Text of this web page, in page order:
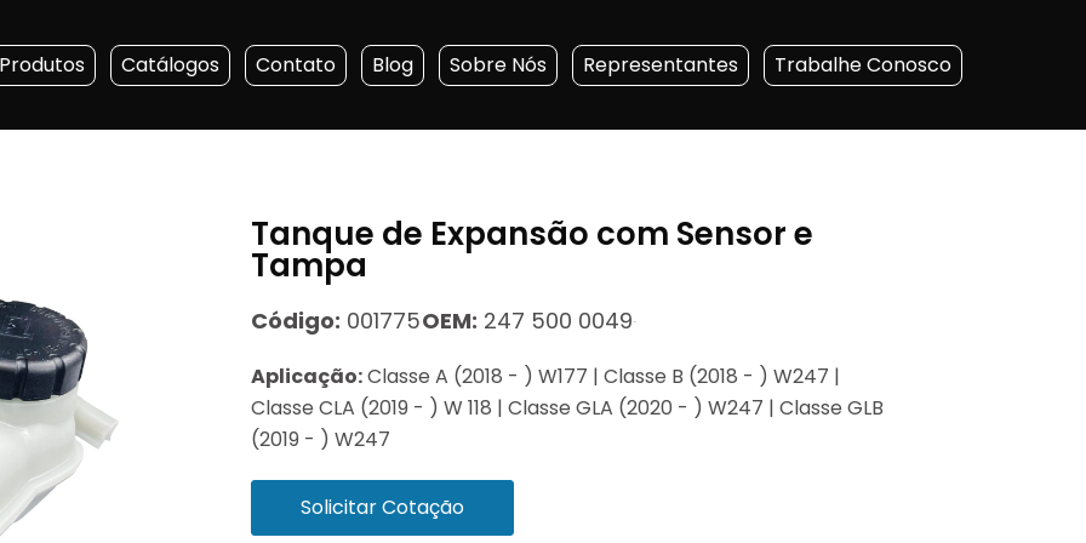
Produtos Catálogos Contato Blog Sobre Nós Representantes Trabalhe Conosco
Tanque de Expansão com Sensor e
Tampa
Código: 001775OEM: 247 500 0049
Aplicação:Classe A (2018 - ) W177 | Classe B (2018 - ) W247 |
Classe CLA (2019 - ) W 118 | Classe GLA (2020 - ) W247 | Classe GLB
(2019 - ) W247
Solicitar Cotação